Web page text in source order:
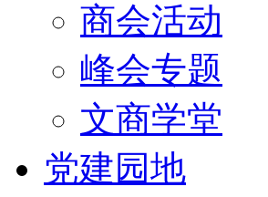
商会活动
峰会专题
文商学堂
党建园地